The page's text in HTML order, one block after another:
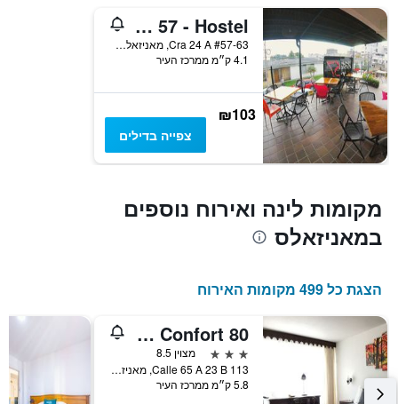
ציר
Y
המציג
את
מחיר
הממוצע
של
חדר
Hostal De La 57 - Hostel
Cra 24 A #57-63, מאניזאלס, קולומביה
4.1 ק״מ ממרכז העיר
₪103
צפייה בדילים
מקומות לינה ואירוח נוספים
במאניזאלס
הצגת כל 499 מקומות האירוח
Regine's Manizales By Hoteles Confort 80
3 כוכבים
מצוין 8.5
Calle 65 A 23 B 113, מאניזאלס, קולומביה
5.8 ק״מ ממרכז העיר